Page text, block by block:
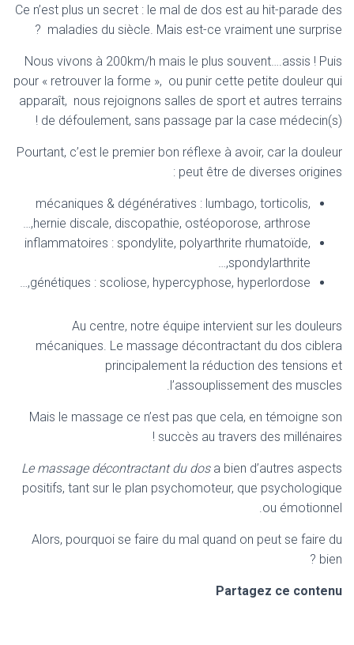
Ce n’est plus un secret : le mal de dos est au hit-parade des
maladies du siècle. Mais est-ce vraiment une surprise ?
Nous vivons à 200km/h mais le plus souvent….assis ! Puis
pour « retrouver la forme », ou punir cette petite douleur qui
apparaît, nous rejoignons salles de sport et autres terrains
de défoulement, sans passage par la case médecin(s) !
Pourtant, c’est le premier bon réflexe à avoir, car la douleur
peut être de diverses origines :
mécaniques & dégénératives : lumbago, torticolis,
hernie discale, discopathie, ostéoporose, arthrose,…
inflammatoires : spondylite, polyarthrite rhumatoïde,
spondylarthrite,…
génétiques : scoliose, hypercyphose, hyperlordose,…
Au centre, notre équipe intervient sur les douleurs
mécaniques. Le massage décontractant du dos ciblera
principalement la réduction des tensions et
l’assouplissement des muscles.
Mais le massage ce n’est pas que cela, en témoigne son
succès au travers des millénaires !
Le massage décontractant du dosa bien d’autres aspects
positifs, tant sur le plan psychomoteur, que psychologique
ou émotionnel.
Alors, pourquoi se faire du mal quand on peut se faire du
bien ?
Partagez ce contenu